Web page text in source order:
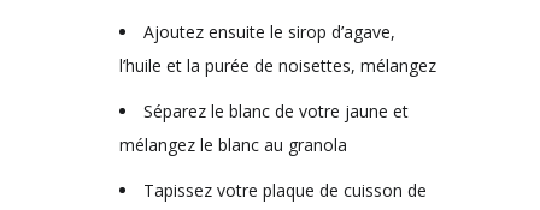
Ajoutez ensuite le sirop d’agave,
l’huile et la purée de noisettes, mélangez
Séparez le blanc de votre jaune et
mélangez le blanc au granola
Tapissez votre plaque de cuisson de